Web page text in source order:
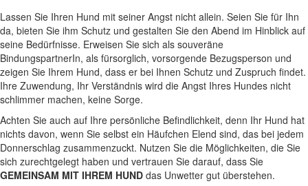
Lassen Sie Ihren Hund mit seiner Angst nicht allein. Seien Sie für Ihn
da, bieten Sie ihm Schutz und gestalten Sie den Abend im Hinblick auf
seine Bedürfnisse. Erweisen Sie sich als souveräne
BindungspartnerIn, als fürsorglich, vorsorgende Bezugsperson und
zeigen Sie Ihrem Hund, dass er bei Ihnen Schutz und Zuspruch findet.
Ihre Zuwendung, Ihr Verständnis wird die Angst Ihres Hundes nicht
schlimmer machen, keine Sorge.
Achten Sie auch auf Ihre persönliche Befindlichkeit, denn Ihr Hund hat
nichts davon, wenn Sie selbst ein Häufchen Elend sind, das bei jedem
Donnerschlag zusammenzuckt. Nutzen Sie die Möglichkeiten, die Sie
sich zurechtgelegt haben und vertrauen Sie darauf, dass Sie
GEMEINSAM MIT IHREM HUND das Unwetter gut überstehen.